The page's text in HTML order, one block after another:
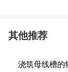
其他推荐
浇筑母线槽的